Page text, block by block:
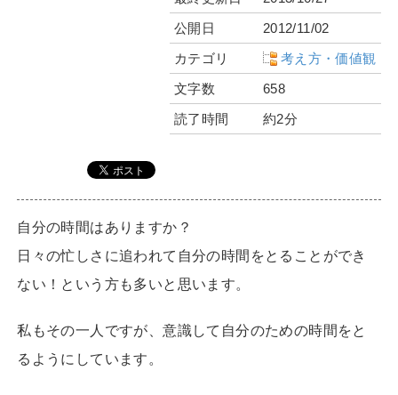
公開日
2012/11/02
カテゴリ
考え方・価値観
文字数
658
読了時間
約2分
自分の時間はありますか？
日々の忙しさに追われて自分の時間をとることができ
ない！という方も多いと思います。
私もその一人ですが、意識して自分のための時間をと
るようにしています。